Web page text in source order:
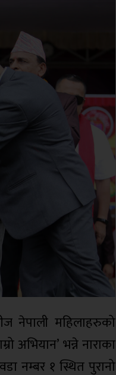
नेपाली महिलाहरुको
अभियान’ भन्ने नाराका
नम्बर १ स्थित पुरानो